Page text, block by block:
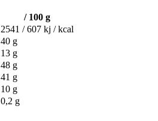
/ 100 g
2541 / 607 kj / kcal
40 g
13 g
48 g
41 g
10 g
0,2 g